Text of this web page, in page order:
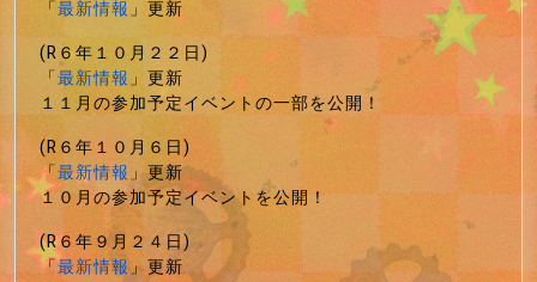
「最新情報」更新
(R６年１０月２２日)
「最新情報」更新
１１月の参加予定イベントの一部を公開！
(R６年１０月６日)
「最新情報」更新
１０月の参加予定イベントを公開！
(R６年９月２４日)
「最新情報」更新